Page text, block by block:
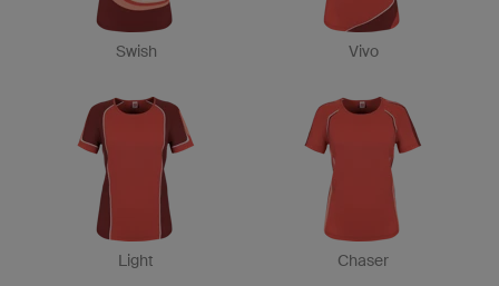
Swish Vivo
Light Chaser